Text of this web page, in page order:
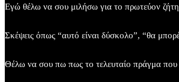
Εγώ θέλω να σου μιλήσω για το πρωτεύον
Σκέψεις όπως “αυτό είναι δύσκολο”, “θα
Θέλω να σου πω πως το τελευταίο πράγμα που